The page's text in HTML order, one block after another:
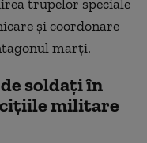
trupelor speciale
și coordonare
marți.
soldați în
militare